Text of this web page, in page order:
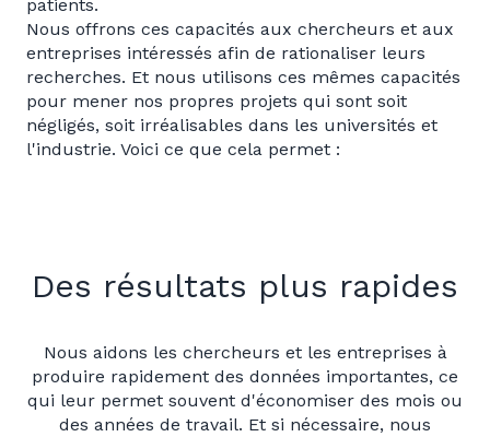
patients.
Nous offrons ces capacités aux chercheurs et aux
entreprises intéressés afin de rationaliser leurs
recherches. Et nous utilisons ces mêmes capacités
pour mener nos propres projets qui sont soit
négligés, soit irréalisables dans les universités et
l'industrie. Voici ce que cela permet :
Des résultats plus rapides
Nous aidons les chercheurs et les entreprises à
produire rapidement des données importantes, ce
qui leur permet souvent d'économiser des mois ou
des années de travail. Et si nécessaire, nous